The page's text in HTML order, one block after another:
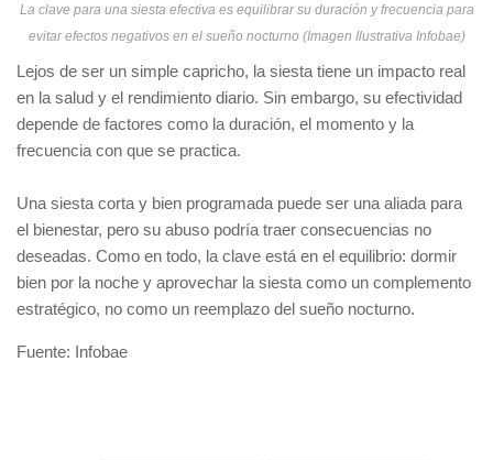
La clave para una siesta efectiva es equilibrar su duración y frecuencia para
evitar efectos negativos en el sueño nocturno (Imagen Ilustrativa Infobae)
Lejos de ser un simple capricho, la siesta tiene un impacto real
en la salud y el rendimiento diario. Sin embargo, su efectividad
depende de factores como la duración, el momento y la
frecuencia con que se practica.
Una siesta corta y bien programada puede ser una aliada para
el bienestar, pero su abuso podría traer consecuencias no
deseadas. Como en todo, la clave está en el equilibrio: dormir
bien por la noche y aprovechar la siesta como un complemento
estratégico, no como un reemplazo del sueño nocturno.
Fuente: Infobae